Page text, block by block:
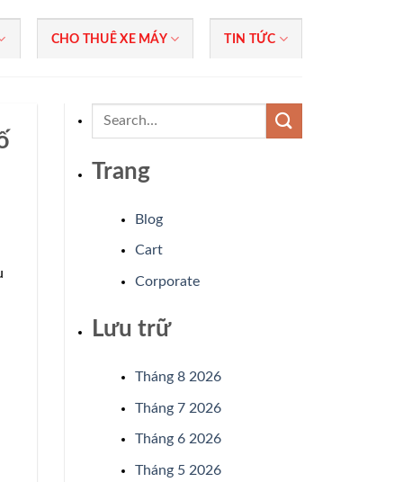
CHO THUÊ XE MÁY TIN TỨC
Trang
Blog
Cart
Corporate
Lưu trữ
Tháng 8 2026
Tháng 7 2026
Tháng 6 2026
Tháng 5 2026